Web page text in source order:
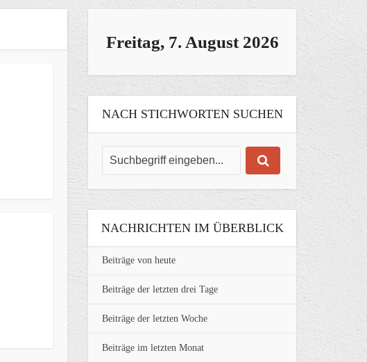
Freitag, 7. August 2026
NACH STICHWORTEN SUCHEN
NACHRICHTEN IM ÜBERBLICK
Beiträge von heute
Beiträge der letzten drei Tage
Beiträge der letzten Woche
Beiträge im letzten Monat